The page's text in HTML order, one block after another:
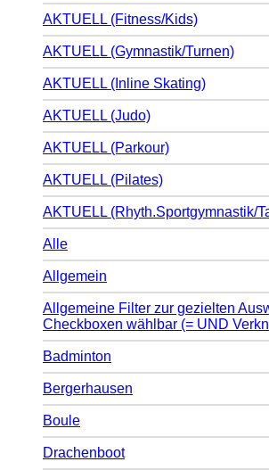
AKTUELL (Fitness/Kids)
AKTUELL (Gymnastik/Turnen)
AKTUELL (Inline Skating)
AKTUELL (Judo)
AKTUELL (Parkour)
AKTUELL (Pilates)
AKTUELL (Rhyth.Sportgymnastik/
Alle
Allgemein
Allgemeine Filter zur gezielten
Checkboxen wählbar (= UND
Badminton
Bergerhausen
Boule
Drachenboot